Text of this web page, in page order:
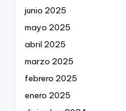
junio 2025
mayo 2025
abril 2025
marzo 2025
febrero 2025
enero 2025